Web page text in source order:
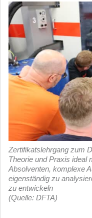
Zertifikatslehrgang zum
Theorie und Praxis ideal
Absolventen, komplexe
eigenständig zu
zu entwickeln
(Quelle: DFTA)